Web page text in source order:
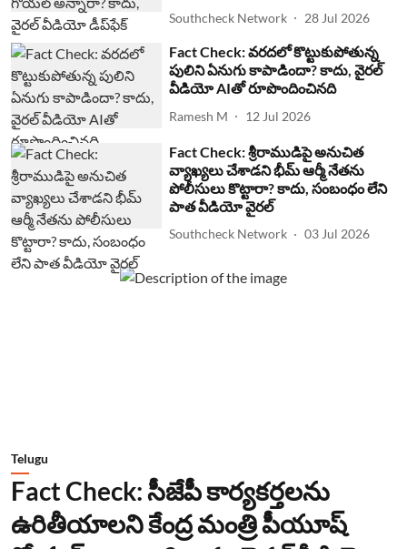
Southcheck Network 28 Jul 2026
Fact Check: వరదలో కొట్టుకుపోతున్న
పులిని ఏనుగు కాపాడిందా? కాదు, వైరల్
వీడియో AIతో రూపొందించినది
Ramesh M 12 Jul 2026
Fact Check: శ్రీరాముడిపై అనుచిత
వ్యాఖ్యలు చేశాడని భీమ్ ఆర్మీ నేతను
పోలీసులు కొట్టారా? కాదు, సంబంధం లేని
పాత వీడియో వైరల్
Southcheck Network 03 Jul 2026
Telugu
Fact Check: సీజేపీ కార్యకర్తలను
ఉరితీయాలని కేంద్ర మంత్రి పీయూష్